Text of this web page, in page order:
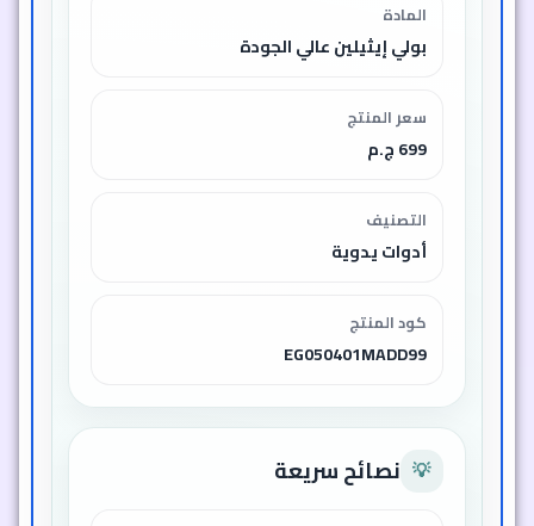
المادة
بولي إيثيلين عالي الجودة
سعر المنتج
699 ج.م
التصنيف
أدوات يدوية
كود المنتج
EG050401MADD99
💡 نصائح سريعة